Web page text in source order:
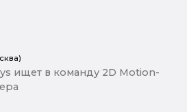
ищет в команду 2D Motion-